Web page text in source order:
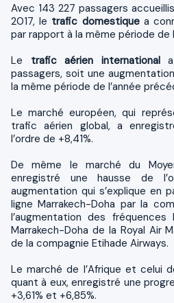
Avec 143 227 passagers
2017, le trafic domestiquea
par rapport à la même période de
Le trafic aérien internationala
passagers, soit une
la même période de l’année
Le marché européen, qui
trafic aérien global, a
l’ordre de +8,41%.
De même le marché du
enregistré une hausse de
augmentation qui s’explique en
ligne Marrakech-Doha par la
l’augmentation des
Marrakech-Doha de la Royal Air
de la compagnie Etihade Airways.
Le marché de l’Afrique et celui
quant à eux, enregistré une
+3,61% et +6,85%.